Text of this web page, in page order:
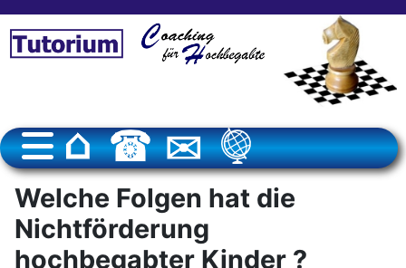
Welche Folgen hat die
Nichtförderung
hochbegabter Kinder ?